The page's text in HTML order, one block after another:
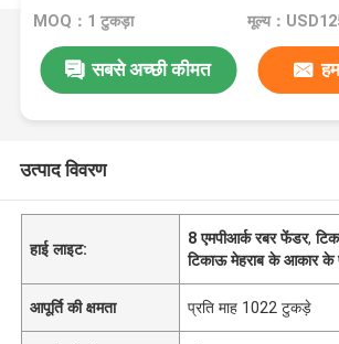
MOQ：1 टुकड़ा
सबसे अच्छी कीमत
उत्पाद विवरण
हाई लाइट:
8 एमपीआर्क रबर फेंडर,
टिकाऊ मेहराब के आकार
आपूर्ति की क्षमता प्रति माह 1022 टुकड़े